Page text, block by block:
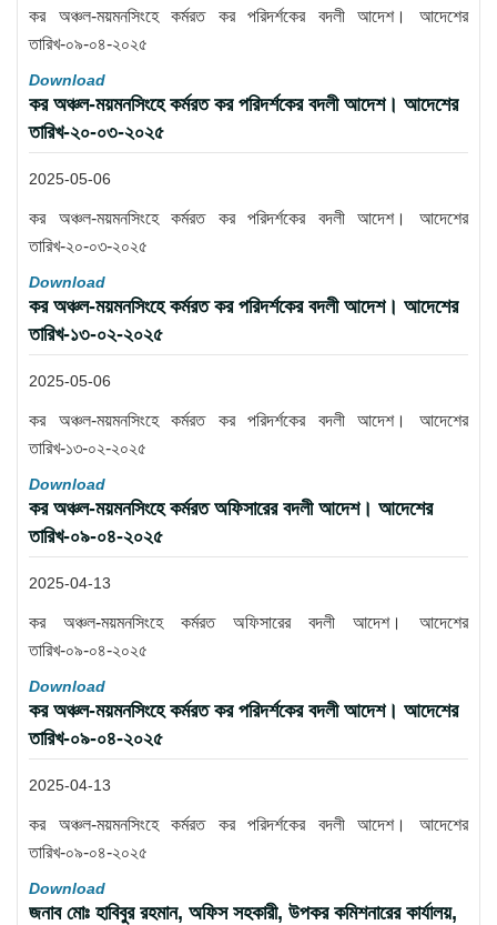
কর অঞ্চল-ময়মনসিংহে কর্মরত কর পরিদর্শকের বদলী আদেশ। আদেশের
তারিখ-০৯-০৪-২০২৫
Download
কর অঞ্চল-ময়মনসিংহে কর্মরত কর পরিদর্শকের বদলী আদেশ। আদেশের
তারিখ-২০-০৩-২০২৫
2025-05-06
কর অঞ্চল-ময়মনসিংহে কর্মরত কর পরিদর্শকের বদলী আদেশ। আদেশের
তারিখ-২০-০৩-২০২৫
Download
কর অঞ্চল-ময়মনসিংহে কর্মরত কর পরিদর্শকের বদলী আদেশ। আদেশের
তারিখ-১৩-০২-২০২৫
2025-05-06
কর অঞ্চল-ময়মনসিংহে কর্মরত কর পরিদর্শকের বদলী আদেশ। আদেশের
তারিখ-১৩-০২-২০২৫
Download
কর অঞ্চল-ময়মনসিংহে কর্মরত অফিসারের বদলী আদেশ। আদেশের
তারিখ-০৯-০৪-২০২৫
2025-04-13
কর অঞ্চল-ময়মনসিংহে কর্মরত অফিসারের বদলী আদেশ। আদেশের
তারিখ-০৯-০৪-২০২৫
Download
কর অঞ্চল-ময়মনসিংহে কর্মরত কর পরিদর্শকের বদলী আদেশ। আদেশের
তারিখ-০৯-০৪-২০২৫
2025-04-13
কর অঞ্চল-ময়মনসিংহে কর্মরত কর পরিদর্শকের বদলী আদেশ। আদেশের
তারিখ-০৯-০৪-২০২৫
Download
জনাব মোঃ হাবিবুর রহমান, অফিস সহকারী, উপকর কমিশনারের কার্যালয়,